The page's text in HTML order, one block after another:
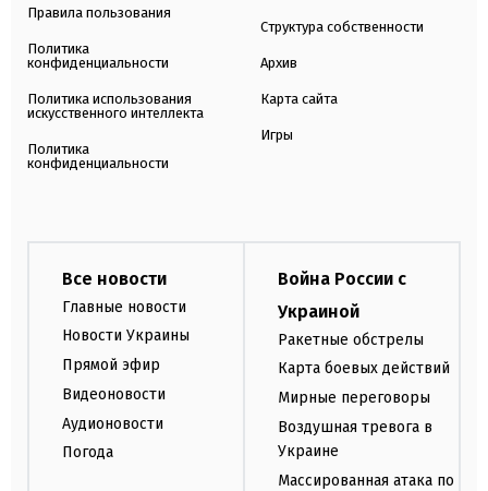
Правила пользования
Политика
конфиденциальности
Политика использования
искусственного интеллекта
Политика
конфиденциальности
Структура собственности
Архив
Карта сайта
Игры
Все новости
Главные новости
Новости Украины
Прямой эфир
Видеоновости
Аудионовости
Погода
Война России с
Украиной
Ракетные обстрелы
Карта боевых действий
Мирные переговоры
Воздушная тревога в
Украине
Массированная атака по